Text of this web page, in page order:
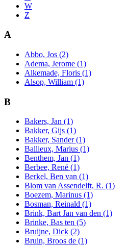
W
Z
A
Abbo, Jos (2)
Adema, Jerome (1)
Alkemade, Floris (1)
Alsop, William (1)
B
Bakers, Jan (1)
Bakker, Gijs (1)
Bakker, Sander (1)
Ballieux, Marius (1)
Benthem, Jan (1)
Berbee, René (1)
Berkel, Ben van (1)
Blom van Assendelft, R. (1)
Boezem, Marinus (1)
Bosman, Reinald (1)
Brink, Bart Jan van den (1)
Brinke, Bas ten (5)
Bruijne, Dick (2)
Bruin, Broos de (1)